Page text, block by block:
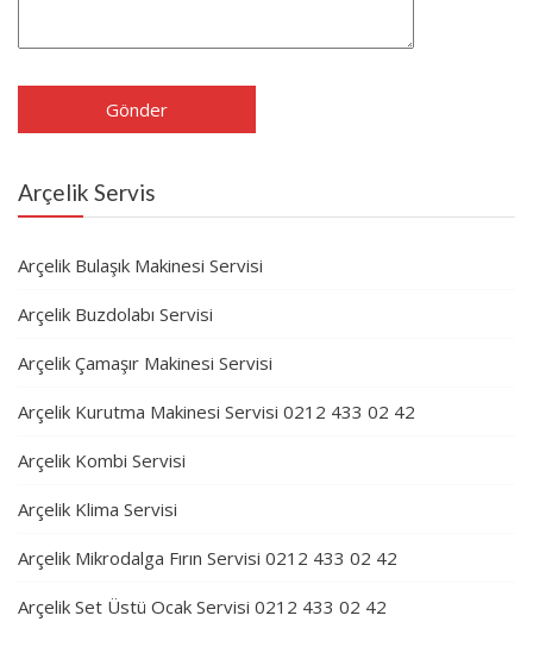
Arçelik Servis
Arçelik Bulaşık Makinesi Servisi
Arçelik Buzdolabı Servisi
Arçelik Çamaşır Makinesi Servisi
Arçelik Kurutma Makinesi Servisi 0212 433 02 42
Arçelik Kombi Servisi
Arçelik Klima Servisi
Arçelik Mikrodalga Fırın Servisi 0212 433 02 42
Arçelik Set Üstü Ocak Servisi 0212 433 02 42